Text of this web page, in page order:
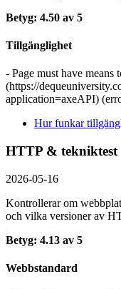
Betyg: 4.50 av 5
Tillgänglighet
- Page must have means
(https://
application=axeAPI)
Hur funkar
HTTP & tekniktest
2026-05-16
Kontrollerar om
och vilka versioner av
Betyg: 4.13 av 5
Webbstandard